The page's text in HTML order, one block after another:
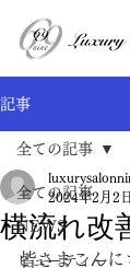
記事
全ての記事
NEWS
ビューティー
全ての記事
横流れ改
2024年2月2日
皆さまこんに